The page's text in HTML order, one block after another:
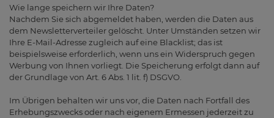
Wie lange speichern wir Ihre Daten?
Nachdem Sie sich abgemeldet haben, werden die Daten aus
dem Newsletterverteiler gelöscht. Unter Umständen setzen wir
Ihre E-Mail-Adresse zugleich auf eine Blacklist; das ist
beispielsweise erforderlich, wenn uns ein Widerspruch gegen
Werbung von Ihnen vorliegt. Die Speicherung erfolgt dann auf
der Grundlage von Art. 6 Abs. 1 lit. f) DSGVO.
Im Übrigen behalten wir uns vor, die Daten nach Fortfall des
Erhebungszwecks oder nach eigenem Ermessen jederzeit zu